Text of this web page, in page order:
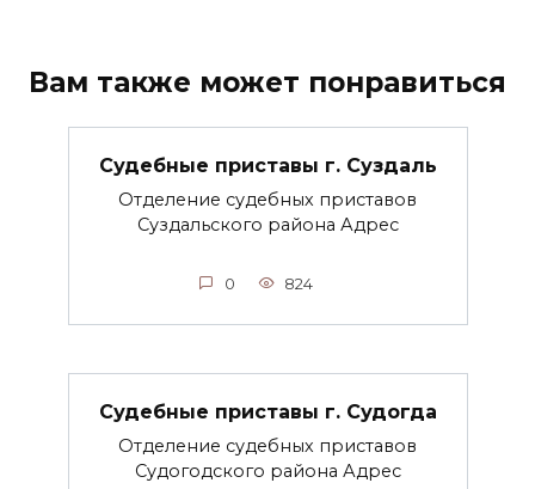
Вам также может понравиться
Судебные приставы г. Суздаль
Отделение судебных приставов
Суздальского района Адрес
0 824
Судебные приставы г. Судогда
Отделение судебных приставов
Судогодского района Адрес